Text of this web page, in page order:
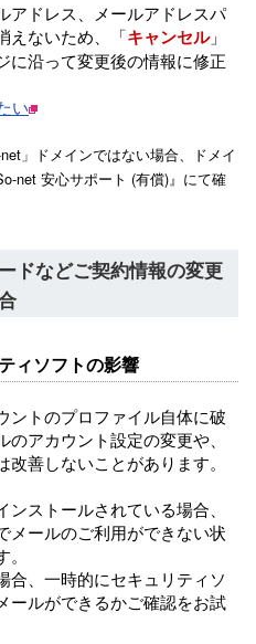
アドレス、メールアドレスパ
えないため、「キャンセル」
に沿って変更後の情報に修正
い
」ドメインではない場合、ドメイ
net 安心サポート (有償)』にて確
ドなどご契約情報の変更
ィソフトの影響
ントのプロファイル自体に破
アカウント設定の変更や、
善しないことがあります。
ストールされている場合、
メールのご利用ができない状
合、一時的にセキュリティソ
ールができるかご確認をお試